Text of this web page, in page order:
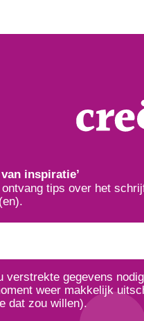
inspiratie’
tips over het
verstrekte gegevens
weer makkelijk
dat zou willen).